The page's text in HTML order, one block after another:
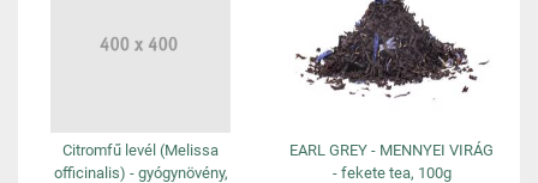
Citromfű levél (Melissa
officinalis) - gyógynövény,
EARL GREY - MENNYEI VIRÁG
- fekete tea, 100g